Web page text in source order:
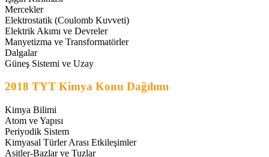
Mercekler
Elektrostatik (Coulomb Kuvveti)
Elektrik Akımı ve Devreler
Manyetizma ve Transformatörler
Dalgalar
Güneş Sistemi ve Uzay
2018 TYT Kimya Konu Dağılımı
Kimya Bilimi
Atom ve Yapısı
Periyodik Sistem
Kimyasal Türler Arası Etkileşimler
Asitler-Bazlar ve Tuzlar